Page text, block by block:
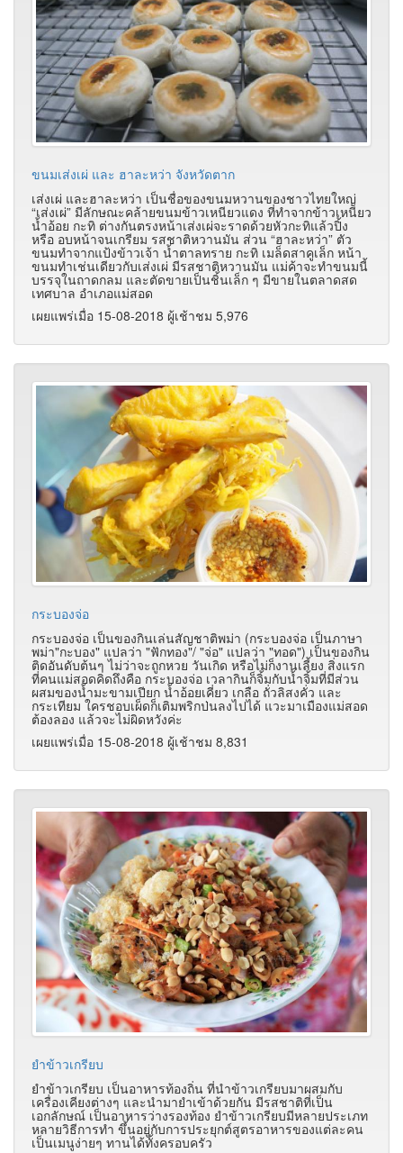
ขนมเส่งเผ่ และ ฮาละหว่า จังหวัดตาก
เส่งเผ่ และฮาละหว่า เป็นชื่อของขนมหวานของชาวไทยใหญ่
“เส่งเผ่” มีลักษณะคล้ายขนมข้าวเหนียวแดง ที่ทำจากข้าวเหนียว
น้ำอ้อย กะทิ ต่างกันตรงหน้าเส่งเผ่จะราดด้วยหัวกะทิแล้วปิ้ง
หรือ อบหน้าจนเกรียม รสชาติหวานมัน ส่วน “ฮาละหว่า” ตัว
ขนมทำจากแป้งข้าวเจ้า น้ำตาลทราย กะทิ เมล็ดสาคูเล็ก หน้า
ขนมทำเช่นเดียวกับเส่งเผ่ มีรสชาติหวานมัน แม่ค้าจะทำขนมนี้
บรรจุในถาดกลม และตัดขายเป็นชิ้นเล็ก ๆ มีขายในตลาดสด
เทศบาล อำเภอแม่สอด
เผยแพร่เมื่อ 15-08-2018 ผู้เช้าชม 5,976
กระบองจ่อ
กระบองจ่อ เป็นของกินเล่นสัญชาติพม่า (กระบองจ่อ เป็นภาษา
พม่า"กะบอง" แปลว่า "ฟักทอง"/ "จ่อ" แปลว่า "ทอด") เป็นของกิน
ติดอันดับต้นๆ ไม่ว่าจะถูกหวย วันเกิด หรือไม่ก็งานเลี้ยง สิ่งแรก
ที่คนแม่สอดคิดถึงคือ กระบองจ่อ เวลากินก็จิ้มกับน้ำจิ้มที่มีส่วน
ผสมของน้ำมะขามเปียก น้ำอ้อยเคี่ยว เกลือ ถั่วลิสงคั่ว และ
กระเทียม ใครชอบเผ็ดก็เติมพริกป่นลงไปได้ แวะมาเมืองแม่สอด
ต้องลอง แล้วจะไม่ผิดหวังค่ะ
เผยแพร่เมื่อ 15-08-2018 ผู้เช้าชม 8,831
ยำข้าวเกรียบ
ยำข้าวเกรียบ เป็นอาหารท้องถิ่น ที่นำข้าวเกรียบมาผสมกับ
เครื่องเคียงต่างๆ และนำมายำเข้าด้วยกัน มีรสชาติที่เป็น
เอกลักษณ์ เป็นอาหารว่างรองท้อง ยำข้าวเกรียบมีหลายประเภท
หลายวิธีการทำ ขึ้นอยู่กับการประยุกต์สูตรอาหารของแต่ละคน
เป็นเมนูง่ายๆ ทานได้ทั้งครอบครัว